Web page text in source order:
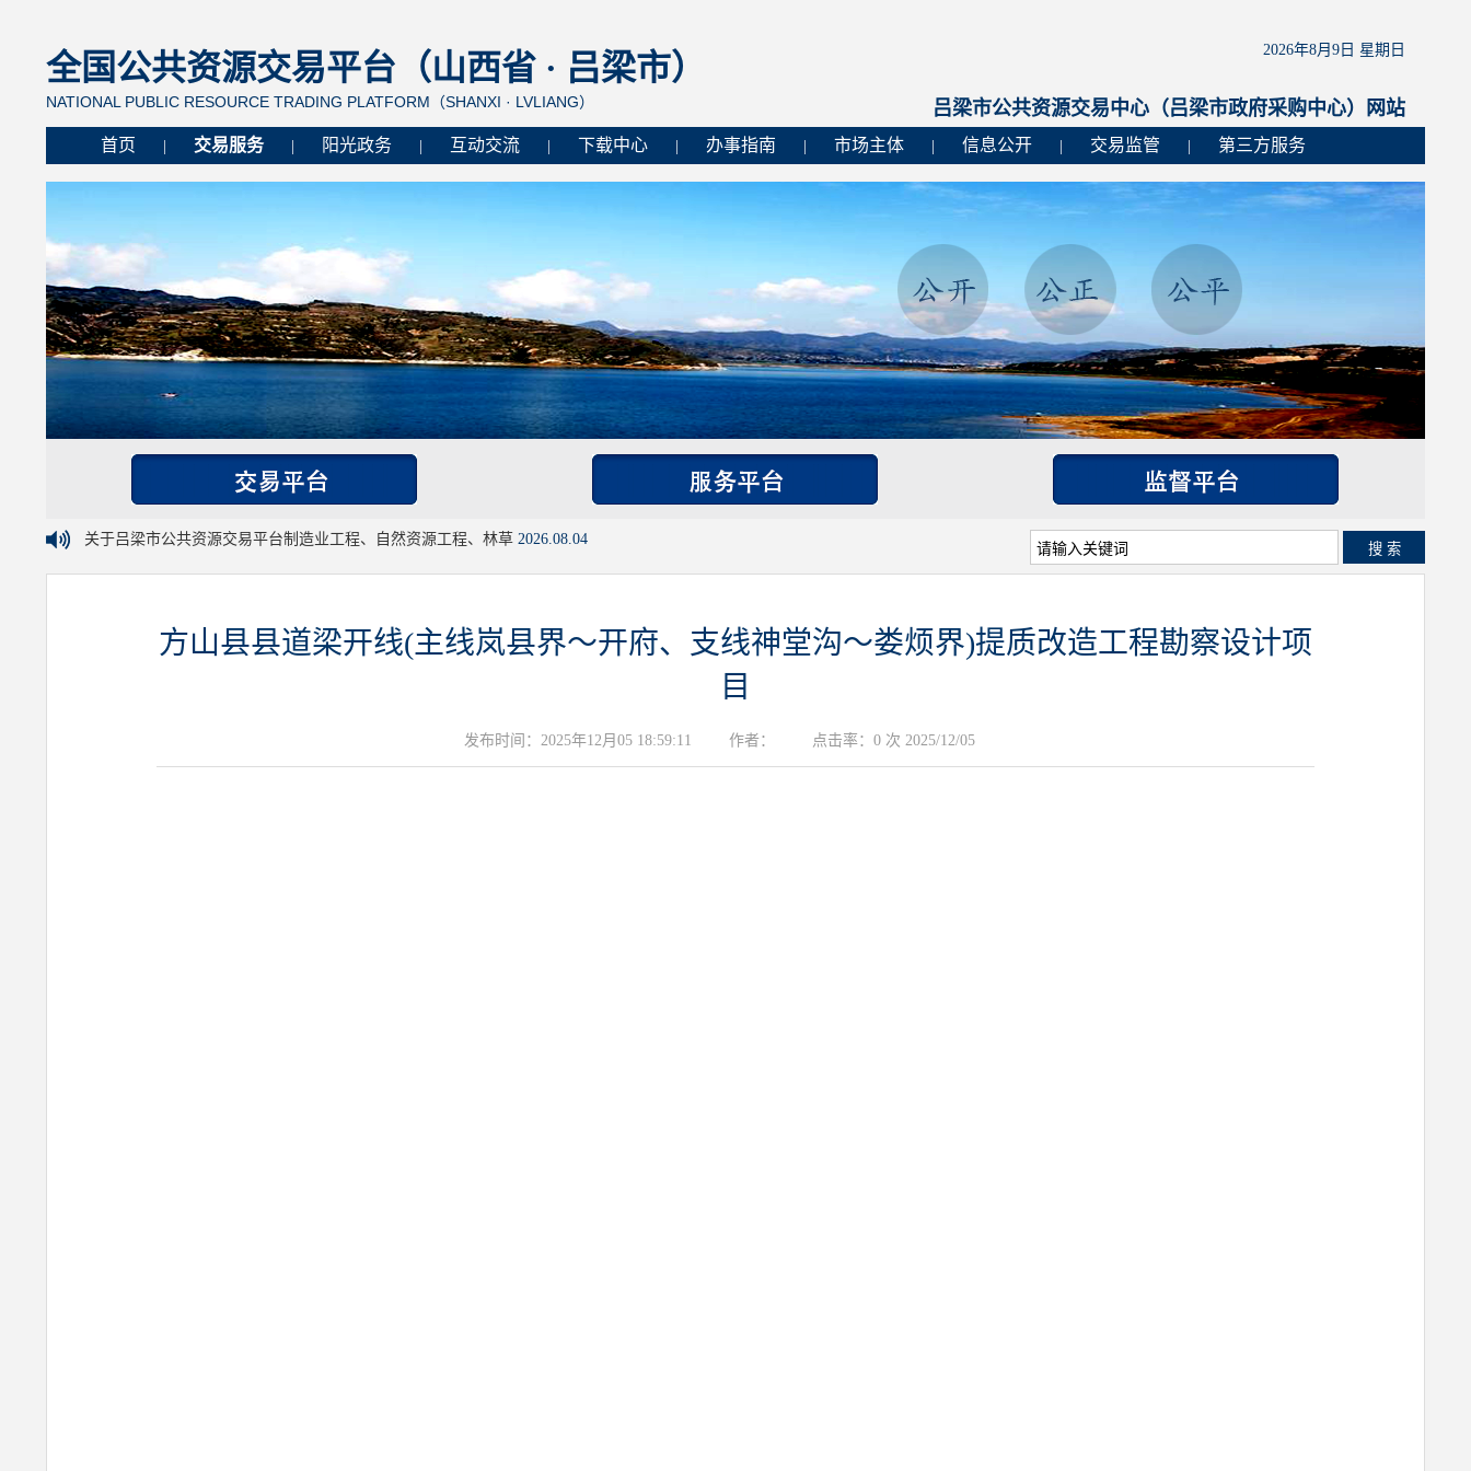
全国公共资源交易平台（山西省 · 吕梁市）
NATIONAL PUBLIC RESOURCE TRADING PLATFORM（SHANXI · LVLIANG）
2026年8月9日 星期日
吕梁市公共资源交易中心（吕梁市政府采购中心）网站
首页 交易服务 阳光政务 互动交流 下载中心 办事指南 市场主体 信息公开 交易监管 第三方服务
关于吕梁市公共资源交易平台制造业工程、自然资源工程、林草 2026.08.04
搜 索
方山县县道梁开线(主线岚县界～开府、支线神堂沟～娄烦界)提质改造工程勘察设计项
目
发布时间：2025年12月05 18:59:11 作者： 点击率：0 次 2025/12/05